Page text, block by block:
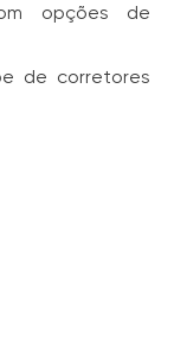
opções de
de corretores